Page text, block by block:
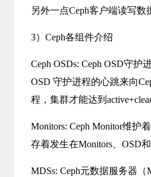
另外一点Ceph客户端读写数
3）Ceph各组件介绍
Ceph OSDs: Ceph OSD守
OSD 守护进程的心跳来向
程，集群才能达到
Monitors: Ceph Monitor维护
存着发生在Monitors、OSD
MDSs: Ceph元数据服务器